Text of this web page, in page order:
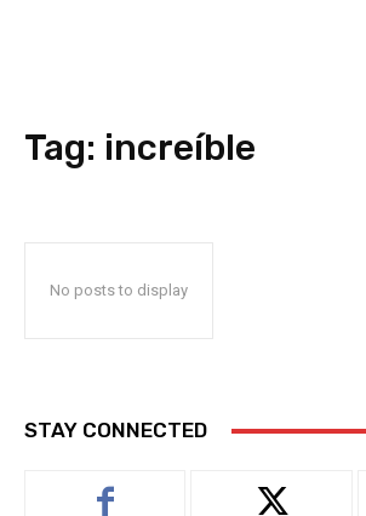
Tag: increíble
No posts to display
STAY CONNECTED